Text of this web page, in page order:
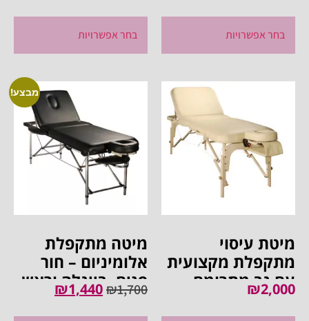
בחר אפשרויות בחר אפשרויות
מיטת עיסוי
מתקפלת מקצועית
עם גב מתרומם –
דגם TOP ₪2,000
מבצע!
מיטה מתקפלת
אלומיניום – חור
פנים, בייגלה וראש
מתרומם
₪1,700
₪1,440